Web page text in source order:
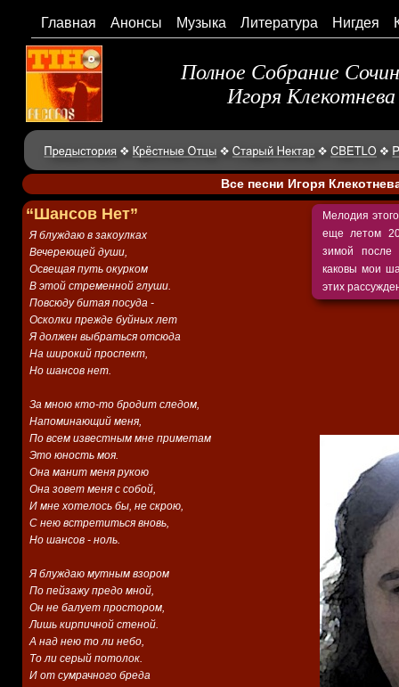
Главная Анонсы Музыка Литература Нигдея
Полное Собрание
Игоря Клекотнева
Все песни Игоря
Мелодия
еще летом
зимой после
каковы мои
этих
Я блуждаю в закоулках
Вечереющей души,
Освещая путь окурком
В этой стременной глуши.
Повсюду битая посуда -
Осколки прежде буйных лет
Я должен выбраться отсюда
На широкий проспект,
Но шансов нет.
За мною кто-то бродит следом,
Напоминающий меня,
По всем известным мне приметам
Это юность моя.
Она манит меня рукою
Она зовет меня с собой,
И мне хотелось бы, не скрою,
С нею встретиться вновь,
Но шансов - ноль.
Я блуждаю мутным взором
По пейзажу предо мной,
Он не балует простором,
Лишь кирпичной стеной.
А над нею то ли небо,
То ли серый потолок.
И от сумрачного бреда
“Шансов Нет”